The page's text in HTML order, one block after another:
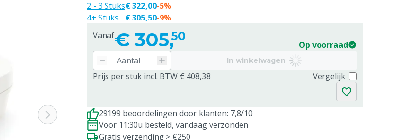
Vanaf€305,50
Op voorraad
In winkelwagen
Prijs per stuk incl. BTW € 408,38 Vergelijk
2 - 3 Stuks
4+ Stuks
€ 322,00
€ 305,50
-5%
-9%
29199 beoordelingen door klanten: 7,8/10
Voor 11:30u besteld, vandaag verzonden
Gratis verzending > €250